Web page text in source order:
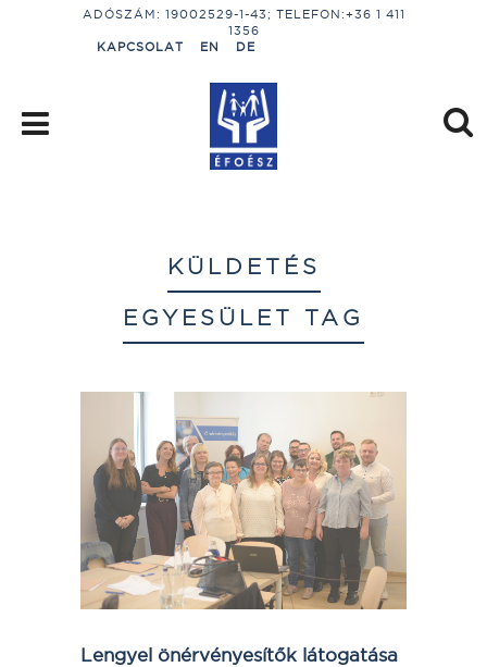
ADÓSZÁM: 19002529-1-43; TELEFON:+36 1 411
1356
KAPCSOLAT
EN DE
KÜLDETÉS
EGYESÜLET TAG
Lengyel önérvényesítők látogatása